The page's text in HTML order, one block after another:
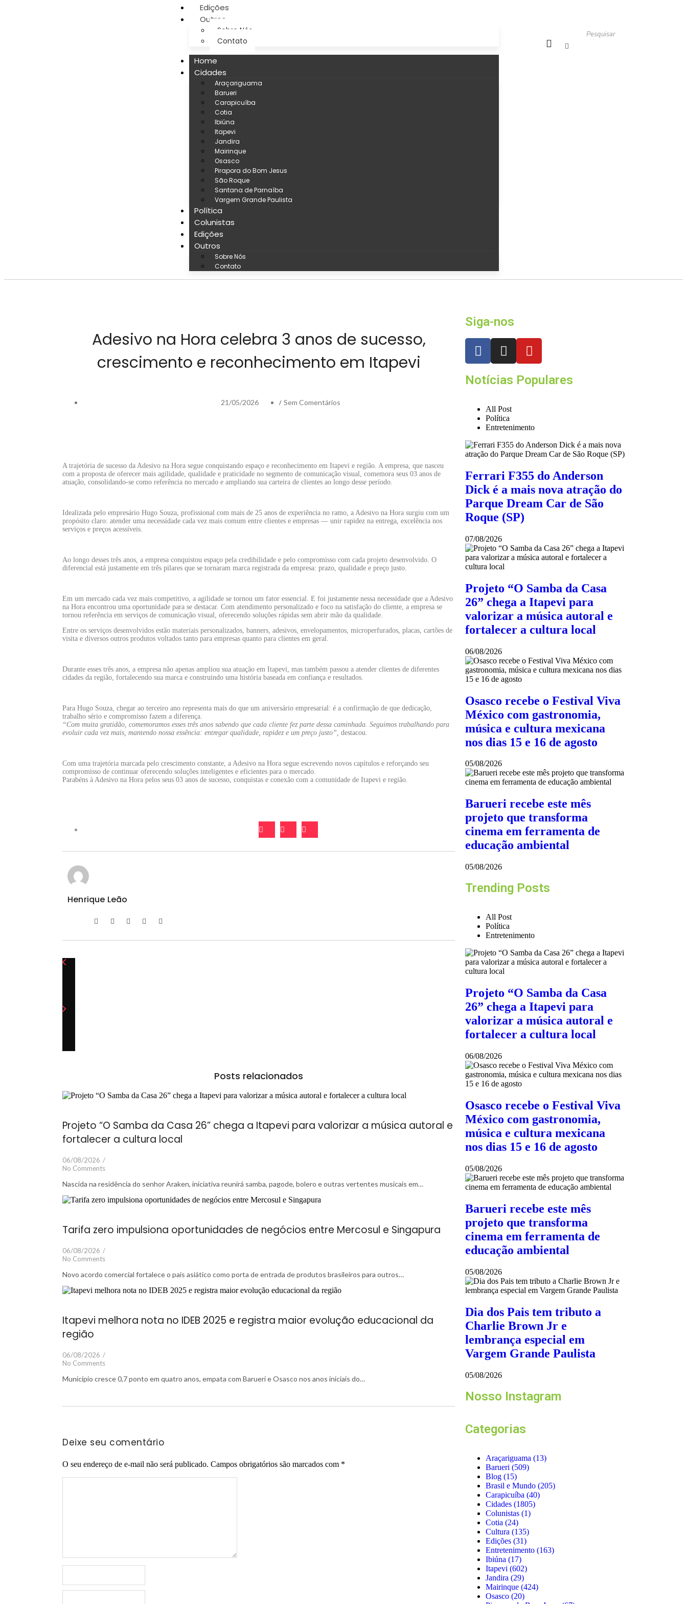
Edições
Outros
Sobre Nós
Contato
Home
Cidades
Araçariguama
Barueri
Carapicuíba
Cotia
Ibiúna
Itapevi
Jandira
Mairinque
Osasco
Pirapora do Bom Jesus
São Roque
Santana de Parnaíba
Vargem Grande Paulista
Política
Colunistas
Edições
Outros
Sobre Nós
Contato
Adesivo na Hora celebra 3 anos de sucesso,
crescimento e reconhecimento em Itapevi
21/05/2026 / Sem Comentários
A trajetória de sucesso da Adesivo na Hora segue conquistando espaço e reconhecimento em Itapevi e região. A empresa, que nasceu
com a proposta de oferecer mais agilidade, qualidade e praticidade no segmento de comunicação visual, comemora seus 03 anos de
atuação, consolidando-se como referência no mercado e ampliando sua carteira de clientes ao longo desse período.
Idealizada pelo empresário Hugo Souza, profissional com mais de 25 anos de experiência no ramo, a Adesivo na Hora surgiu com um
propósito claro: atender uma necessidade cada vez mais comum entre clientes e empresas — unir rapidez na entrega, excelência nos
serviços e preços acessíveis.
Ao longo desses três anos, a empresa conquistou espaço pela credibilidade e pelo compromisso com cada projeto desenvolvido. O
diferencial está justamente em três pilares que se tornaram marca registrada da empresa: prazo, qualidade e preço justo.
Em um mercado cada vez mais competitivo, a agilidade se tornou um fator essencial. E foi justamente nessa necessidade que a Adesivo
na Hora encontrou uma oportunidade para se destacar. Com atendimento personalizado e foco na satisfação do cliente, a empresa se
tornou referência em serviços de comunicação visual, oferecendo soluções rápidas sem abrir mão da qualidade.
Entre os serviços desenvolvidos estão materiais personalizados, banners, adesivos, envelopamentos, microperfurados, placas, cartões de
visita e diversos outros produtos voltados tanto para empresas quanto para clientes em geral.
Durante esses três anos, a empresa não apenas ampliou sua atuação em Itapevi, mas também passou a atender clientes de diferentes
cidades da região, fortalecendo sua marca e construindo uma história baseada em confiança e resultados.
Para Hugo Souza, chegar ao terceiro ano representa mais do que um aniversário empresarial: é a confirmação de que dedicação,
trabalho sério e compromisso fazem a diferença.
“Com muita gratidão, comemoramos esses três anos sabendo que cada cliente fez parte dessa caminhada. Seguimos trabalhando para
evoluir cada vez mais, mantendo nossa essência: entregar qualidade, rapidez e um preço justo”, destacou.
Com uma trajetória marcada pelo crescimento constante, a Adesivo na Hora segue escrevendo novos capítulos e reforçando seu
compromisso de continuar oferecendo soluções inteligentes e eficientes para o mercado.
Parabéns à Adesivo na Hora pelos seus 03 anos de sucesso, conquistas e conexão com a comunidade de Itapevi e região.
Henrique Leão
Posts relacionados
Projeto “O Samba da Casa 26” chega a Itapevi para valorizar a música autoral e
fortalecer a cultura local
06/08/2026 /
No Comments
Nascida na residência do senhor Araken, iniciativa reunirá samba, pagode, bolero e outras vertentes musicais em…
Tarifa zero impulsiona oportunidades de negócios entre Mercosul e Singapura
06/08/2026 /
No Comments
Novo acordo comercial fortalece o país asiático como porta de entrada de produtos brasileiros para outros…
Itapevi melhora nota no IDEB 2025 e registra maior evolução educacional da
região
06/08/2026 /
No Comments
Município cresce 0,7 ponto em quatro anos, empata com Barueri e Osasco nos anos iniciais do…
Deixe seu comentário
O seu endereço de e-mail não será publicado. Campos obrigatórios são marcados com *
Siga-nos
Notícias Populares
All Post
Política
Entretenimento
Ferrari F355 do Anderson
Dick é a mais nova atração do
Parque Dream Car de São
Roque (SP)
07/08/2026
Projeto “O Samba da Casa
26” chega a Itapevi para
valorizar a música autoral e
fortalecer a cultura local
06/08/2026
Osasco recebe o Festival Viva
México com gastronomia,
música e cultura mexicana
nos dias 15 e 16 de agosto
05/08/2026
Barueri recebe este mês
projeto que transforma
cinema em ferramenta de
educação ambiental
05/08/2026
Trending Posts
All Post
Política
Entretenimento
Projeto “O Samba da Casa
26” chega a Itapevi para
valorizar a música autoral e
fortalecer a cultura local
06/08/2026
Osasco recebe o Festival Viva
México com gastronomia,
música e cultura mexicana
nos dias 15 e 16 de agosto
05/08/2026
Barueri recebe este mês
projeto que transforma
cinema em ferramenta de
educação ambiental
05/08/2026
Dia dos Pais tem tributo a
Charlie Brown Jr e
lembrança especial em
Vargem Grande Paulista
05/08/2026
Nosso Instagram
Categorias
Araçariguama (13)
Barueri (509)
Blog (15)
Brasil e Mundo (205)
Carapicuíba (40)
Cidades (1805)
Colunistas (1)
Cotia (24)
Cultura (135)
Edições (31)
Entretenimento (163)
Ibiúna (17)
Itapevi (602)
Jandira (29)
Mairinque (424)
Osasco (20)